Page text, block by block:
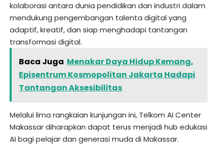
kolaborasi antara dunia pendidikan dan industri dalam
mendukung pengembangan talenta digital yang
adaptif, kreatif, dan siap menghadapi tantangan
transformasi digital.
Baca Juga Menakar Daya Hidup Kemang,
Episentrum Kosmopolitan Jakarta Hadapi
Tantangan Aksesibilitas
Melalui lima rangkaian kunjungan ini, Telkom AI Center
Makassar diharapkan dapat terus menjadi hub edukasi
AI bagi pelajar dan generasi muda di Makassar.